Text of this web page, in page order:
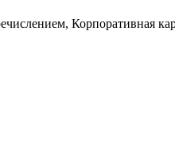
Корпоративная